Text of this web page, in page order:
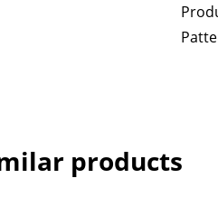
products